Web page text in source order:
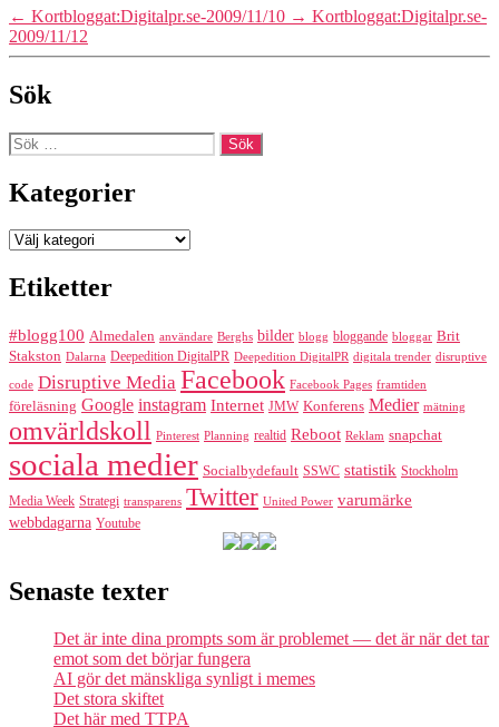
← Kortbloggat:Digitalpr.se-2009/11/10 → Kortbloggat:Digitalpr.se-
2009/11/12
Sök
Sök
efter:
Kategorier
Kategorier
Etiketter
#blogg100 Almedalen användare Berghs bilder blogg bloggande bloggar Brit
Stakston Dalarna Deepedition DigitalPR Deepedition DigitalPR digitala trender disruptive
code Disruptive Media Facebook Facebook Pages framtiden
föreläsning Google instagram Internet JMW Konferens Medier mätning
omvärldskoll Pinterest Planning realtid Reboot Reklam snapchat
sociala medier Socialbydefault SSWC statistik Stockholm
Media Week Strategi transparens Twitter United Power varumärke
webbdagarna Youtube
Senaste texter
Det är inte dina prompts som är problemet — det är när det tar
emot som det börjar fungera
AI gör det mänskliga synligt i memes
Det stora skiftet
Det här med TTPA